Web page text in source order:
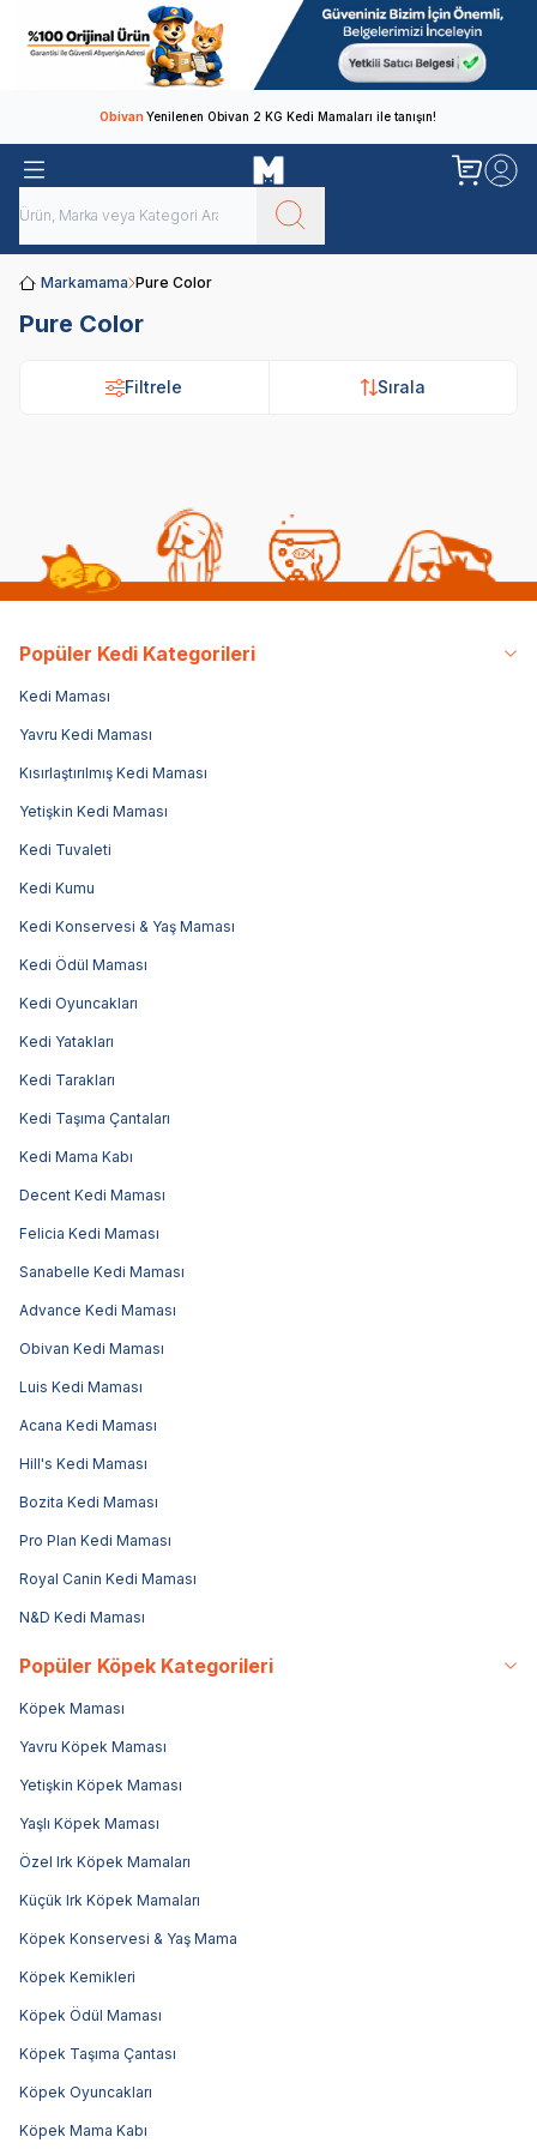
ObivanYenilenen Obivan 2 KG Kedi Mamaları ile tanışın!
Markamama Pure Color
Pure Color
Filtrele Sırala
Popüler Kedi Kategorileri
Kedi Maması
Yavru Kedi Maması
Kısırlaştırılmış Kedi Maması
Yetişkin Kedi Maması
Kedi Tuvaleti
Kedi Kumu
Kedi Konservesi & Yaş Maması
Kedi Ödül Maması
Kedi Oyuncakları
Kedi Yatakları
Kedi Tarakları
Kedi Taşıma Çantaları
Kedi Mama Kabı
Decent Kedi Maması
Felicia Kedi Maması
Sanabelle Kedi Maması
Advance Kedi Maması
Obivan Kedi Maması
Luis Kedi Maması
Acana Kedi Maması
Hill's Kedi Maması
Bozita Kedi Maması
Pro Plan Kedi Maması
Royal Canin Kedi Maması
N&D Kedi Maması
Popüler Köpek Kategorileri
Köpek Maması
Yavru Köpek Maması
Yetişkin Köpek Maması
Yaşlı Köpek Maması
Özel Irk Köpek Mamaları
Küçük Irk Köpek Mamaları
Köpek Konservesi & Yaş Mama
Köpek Kemikleri
Köpek Ödül Maması
Köpek Taşıma Çantası
Köpek Oyuncakları
Köpek Mama Kabı